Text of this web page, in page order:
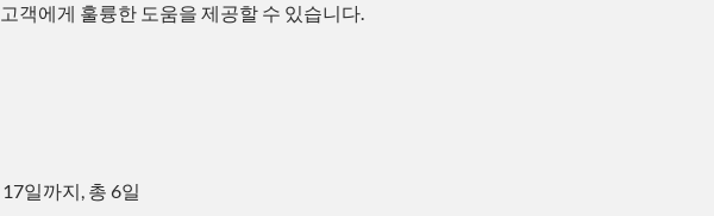
객에게 훌륭한 도움을 제공할 수 있습니다.
일까지, 총 6일